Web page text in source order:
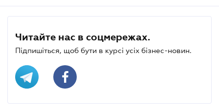
Читайте нас в соцмережах.
Підпишіться, щоб бути в курсі усіх бізнес-новин.